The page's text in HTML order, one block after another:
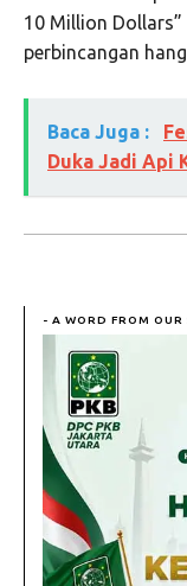
10 Million
perbincangan
Baca Juga :
Duka Jadi Api
- A WORD FROM